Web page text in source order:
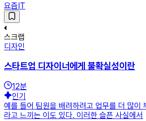
요즘IT
스크랩
디자인
스타트업 디자이너에게 불확실성이란
12분
인기
예를 들어 팀원을 배려하려고 업무를 더 많이
라고 느끼는 이도 있다. 이러한 슬픈 사실에서